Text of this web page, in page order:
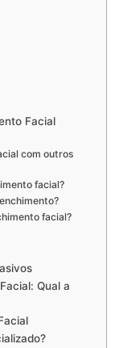
Facial
com outros
facial?
facial?
Qual a